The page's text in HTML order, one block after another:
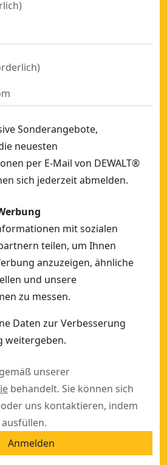
(bürstenlos)
125mm mit Drehzahlelektronik
125mm
)
)
Sonderangebote,
neuesten
per E-Mail von DEWALT®
sich jederzeit abmelden.
mit sozialen
teilen, um Ihnen
anzuzeigen, ähnliche
und unsere
zu messen.
Daten zur Verbesserung
weitergeben.
unserer
behandelt. Sie können sich
uns kontaktieren, indem
ausfüllen.
Anmelden